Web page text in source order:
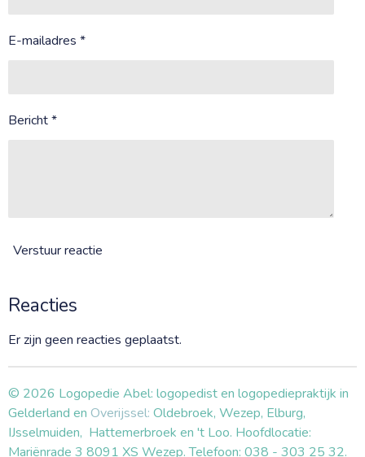
E-mailadres *
Bericht *
Verstuur reactie
Reacties
Er zijn geen reacties geplaatst.
© 2026 Logopedie Abel: logopedist en logopediepraktijk in
Gelderland en Overijssel: Oldebroek, Wezep, Elburg,
IJsselmuiden, Hattemerbroek en 't Loo. Hoofdlocatie:
Mariënrade 3 8091 XS Wezep. Telefoon: 038 - 303 25 32.